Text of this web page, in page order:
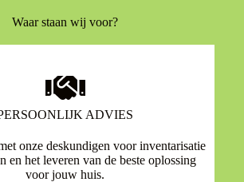
Waar staan wij voor?
ADVIES
onze deskundigen voor inventarisatie
en het leveren van de beste oplossing
voor jouw huis.